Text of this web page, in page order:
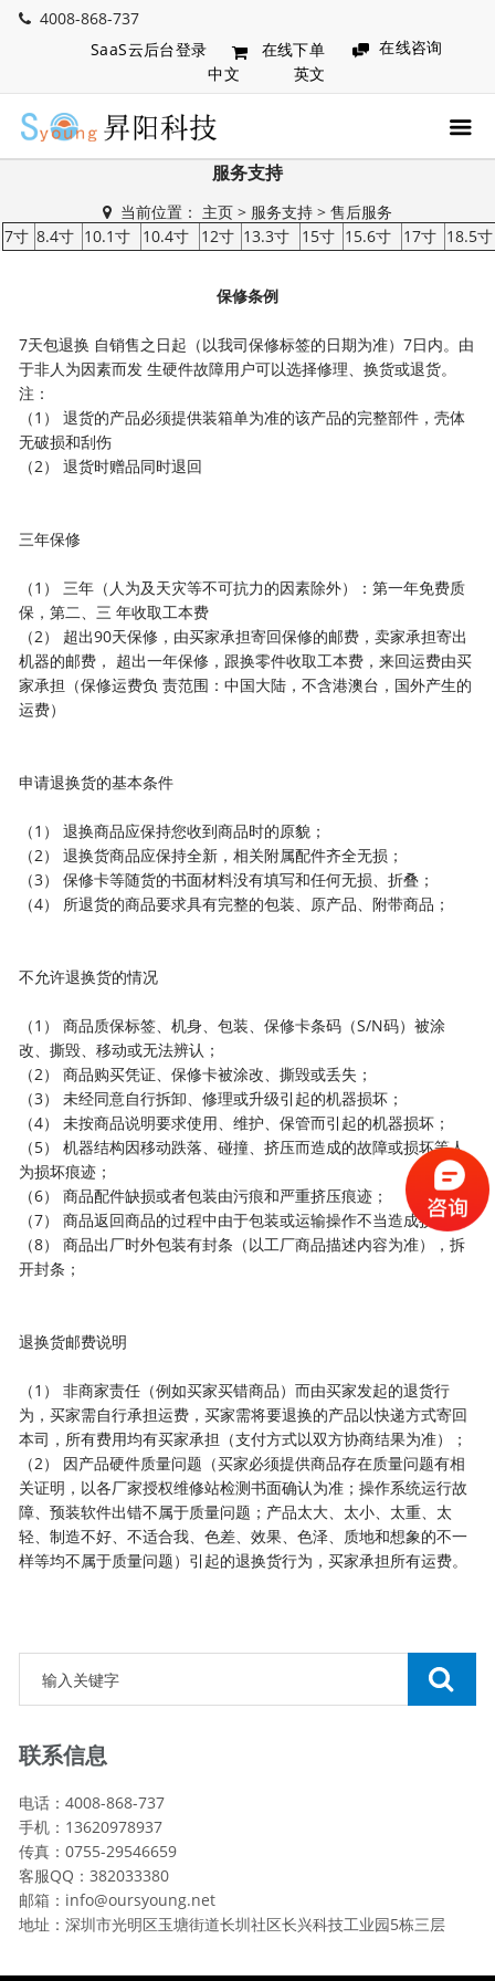
4008-868-737
SaaS云后台登录
在线下单
在线咨询
中文
英文
服务支持
当前位置： 主页> 服务支持> 售后服务
7寸 8.4寸 10.1寸 10.4寸 12寸 13.3寸 15寸 15.6寸 17寸 18.5寸
保修条例
7天包退换 自销售之日起（以我司保修标签的日期为准）7日内。由
于非人为因素而发 生硬件故障用户可以选择修理、换货或退货。
注：
（1） 退货的产品必须提供装箱单为准的该产品的完整部件，壳体
无破损和刮伤
（2） 退货时赠品同时退回
三年保修
（1） 三年（人为及天灾等不可抗力的因素除外）：第一年免费质
保，第二、三 年收取工本费
（2） 超出90天保修，由买家承担寄回保修的邮费，卖家承担寄出
机器的邮费， 超出一年保修，跟换零件收取工本费，来回运费由买
家承担（保修运费负 责范围：中国大陆，不含港澳台，国外产生的
运费）
申请退换货的基本条件
（1） 退换商品应保持您收到商品时的原貌；
（2） 退换货商品应保持全新，相关附属配件齐全无损；
（3） 保修卡等随货的书面材料没有填写和任何无损、折叠；
（4） 所退货的商品要求具有完整的包装、原产品、附带商品；
不允许退换货的情况
（1） 商品质保标签、机身、包装、保修卡条码（S/N码）被涂
改、撕毁、移动或无法辨认；
（2） 商品购买凭证、保修卡被涂改、撕毁或丢失；
（3） 未经同意自行拆卸、修理或升级引起的机器损坏；
（4） 未按商品说明要求使用、维护、保管而引起的机器损坏；
（5） 机器结构因移动跌落、碰撞、挤压而造成的故障或损坏等人
为损坏痕迹；
（6） 商品配件缺损或者包装由污痕和严重挤压痕迹；
（7） 商品返回商品的过程中由于包装或运输操作不当造成损坏；
（8） 商品出厂时外包装有封条（以工厂商品描述内容为准），拆
开封条；
退换货邮费说明
（1） 非商家责任（例如买家买错商品）而由买家发起的退货行
为，买家需自行承担运费，买家需将要退换的产品以快递方式寄回
本司，所有费用均有买家承担（支付方式以双方协商结果为准）；
（2） 因产品硬件质量问题（买家必须提供商品存在质量问题有相
关证明，以各厂家授权维修站检测书面确认为准；操作系统运行故
障、预装软件出错不属于质量问题；产品太大、太小、太重、太
轻、制造不好、不适合我、色差、效果、色泽、质地和想象的不一
样等均不属于质量问题）引起的退换货行为，买家承担所有运费。
联系信息
电话：4008-868-737
手机：13620978937
传真：0755-29546659
客服QQ：382033380
邮箱：info@oursyoung.net
地址：深圳市光明区玉塘街道长圳社区长兴科技工业园5栋三层